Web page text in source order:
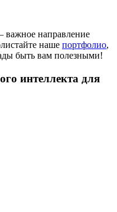
направление
наше портфолио,
быть вам полезными!
интеллекта для